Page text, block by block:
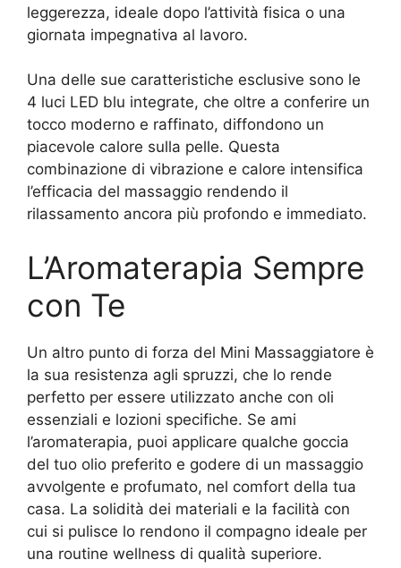
leggerezza, ideale dopo l’attività fisica o una
giornata impegnativa al lavoro.
Una delle sue caratteristiche esclusive sono le
4 luci LED blu integrate, che oltre a conferire un
tocco moderno e raffinato, diffondono un
piacevole calore sulla pelle. Questa
combinazione di vibrazione e calore intensifica
l’efficacia del massaggio rendendo il
rilassamento ancora più profondo e immediato.
L’Aromaterapia Sempre
con Te
Un altro punto di forza del Mini Massaggiatore è
la sua resistenza agli spruzzi, che lo rende
perfetto per essere utilizzato anche con oli
essenziali e lozioni specifiche. Se ami
l’aromaterapia, puoi applicare qualche goccia
del tuo olio preferito e godere di un massaggio
avvolgente e profumato, nel comfort della tua
casa. La solidità dei materiali e la facilità con
cui si pulisce lo rendono il compagno ideale per
una routine wellness di qualità superiore.